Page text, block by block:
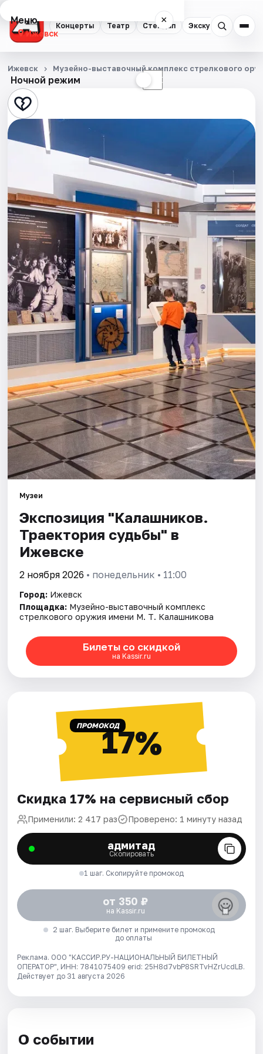
Концерты Театр Стендап Экскурсии
Меню ×
Ижевск
Концерты
Театр
Стендап
Экскурсии
События
Города
Площадки
Артисты
Рейтинги
Ночной режим ☾
Ижевск Музейно-выставочный комплекс стрелкового
Музеи
Экспозиция "Калашников.
Траектория судьбы" в
Ижевске
2 ноября 2026 • понедельник • 11:00
Город: Ижевск
Площадка: Музейно-выставочный комплекс
стрелкового оружия имени М. Т. Калашникова
Билеты со скидкой
на Kassir.ru
ПРОМОКОД17%
Скидка 17% на сервисный сбор
Применили: 2 417 раз Проверено: 1 минуту назад
адмитад
Скопировать
1 шаг. Скопируйте промокод
от 350 ₽
на Kassir.ru
2 шаг. Выберите билет и примените промокод
до оплаты
Реклама. ООО "КАССИР.РУ-НАЦИОНАЛЬНЫЙ БИЛЕТНЫЙ
ОПЕРАТОР", ИНН: 7841075409 erid: 25H8d7vbP8SRTvHZrUcdLB.
Действует до 31 августа 2026
О событии